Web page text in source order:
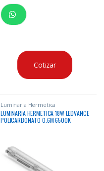
Cotizar
Luminaria Hermetica
LUMINARIA HERMETICA 18W LEDVANCE
POLICARBONATO 0.6M 6500K